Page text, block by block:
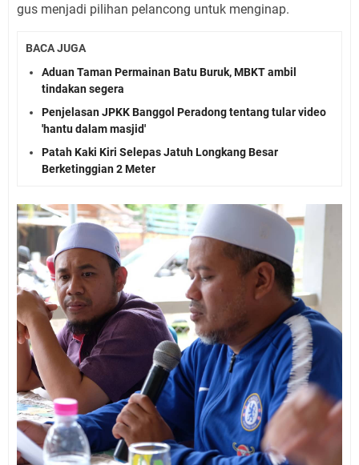
gus menjadi pilihan pelancong untuk menginap.
BACA JUGA
Aduan Taman Permainan Batu Buruk, MBKT ambil
tindakan segera
Penjelasan JPKK Banggol Peradong tentang tular video
'hantu dalam masjid'
Patah Kaki Kiri Selepas Jatuh Longkang Besar
Berketinggian 2 Meter